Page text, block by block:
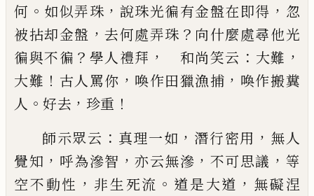
何 。 如似弄珠 ， 說珠光徧有金盤在即得 ， 忽
被拈却金盤 ，去何處弄珠 ？ 向什麼處尋他光
徧與不徧 ？ 學人禮拜 ， 和尚笑云 ： 大難 ，
大難 ！ 古人罵你 ， 喚作田獵漁捕 ， 喚作搬糞
人 。 好去 ， 珍重 ！
師示眾云 ： 真理一如 ， 潛行密用 ， 無人
覺知 ， 呼為滲智 ，亦云無滲 ， 不可思議 ， 等
空不動性 ， 非生死流 。 道是大道 ， 無礙涅